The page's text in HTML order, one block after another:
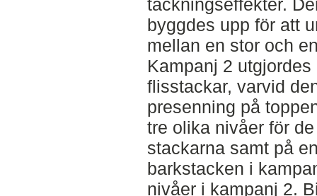
täckningseffekter.
byggdes upp för att
mellan en stor och
Kampanj 2
flisstackar, varvid
presenning på
tre olika nivåer för
stackarna samt på
barkstacken i
nivåer i kampanj 2.